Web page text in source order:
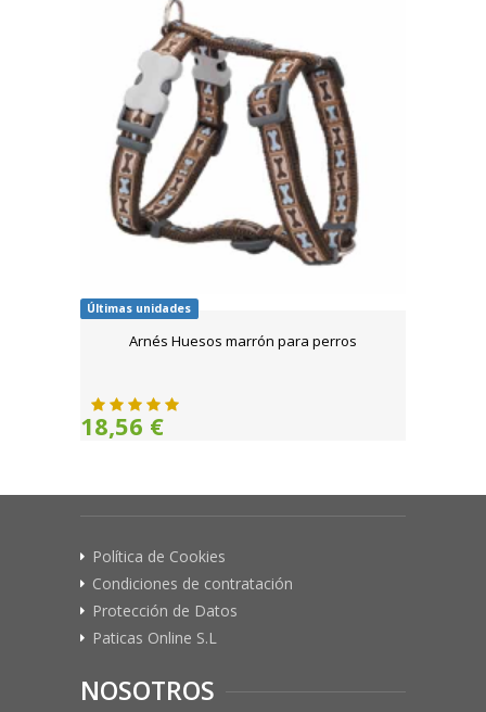
Últimas unidades
Arnés Huesos marrón para perros
18,56 €
Política de Cookies
Condiciones de contratación
Protección de Datos
Paticas Online S.L
NOSOTROS